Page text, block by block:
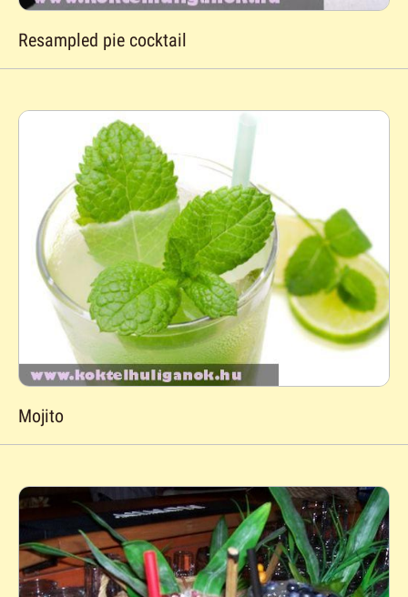
Resampled pie cocktail
Mojito